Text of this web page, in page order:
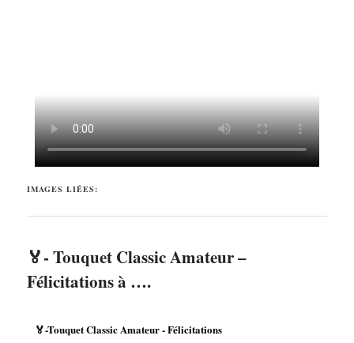
IMAGES LIÉES:
🏅- Touquet Classic Amateur –
Félicitations à ….
🏅-Touquet Classic Amateur - Félicitations